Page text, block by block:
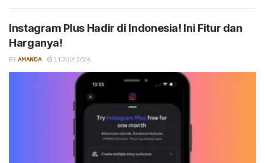
Instagram Plus Hadir di Indonesia! Ini Fitur dan
Harganya!
BY AMANDA 11 JULY 2026